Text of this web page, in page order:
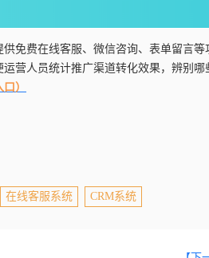
免费在线客服、微信咨询、表单留言
营人员统计推广渠道转化效果，辨别
）
在线客服系统 CRM系统